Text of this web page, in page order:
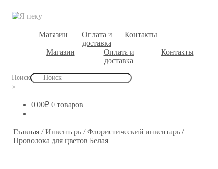
Магазин
Оплата и
доставка
Контакты
Магазин
Оплата и
доставка
Контакты
Поиск
×
0,00₽ 0 товаров
Главная /Инвентарь /Флористичес­кий инвентарь /
Проволока для цветов Белая